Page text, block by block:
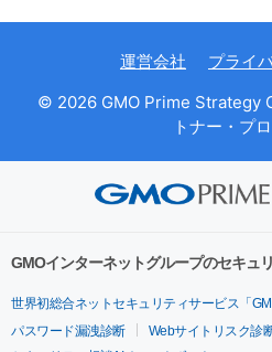
運営会社
プライ
© 2026 GMO Prime Strategy
トナー・プ
GMOインターネットグループのセキュ
世界初総合ネットセキュリティサービス「
パスワード漏洩診断
Webサイトリスク診